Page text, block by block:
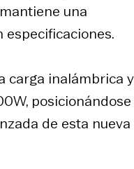
una
carga inalámbrica y
posicionándose
de esta nueva